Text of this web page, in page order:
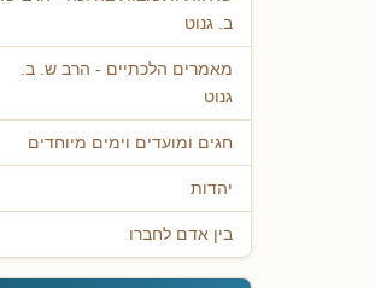
ב. גנוט
מאמרים הלכתיים - הרב ש. ב.
גנוט
חגים ומועדים וימים מיוחדים
יהדות
בין אדם לחברו